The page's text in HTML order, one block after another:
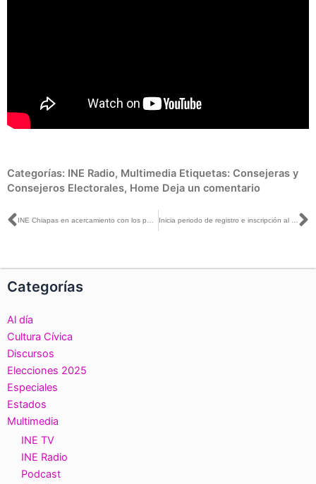
Categorías: INE Radio, Multimedia Etiquetas: Consejeras y
Consejeros Electorales, Home Deja un comentario
Ant
Categorías
Al día
Cultura Cívica
Discursos
Elecciones 2025
Especiales
Estados
Multimedia
INE TV
INE Radio
Podcast